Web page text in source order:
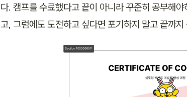
다. 캠프를 수료했다고 끝이 아니라 꾸준히 공부해
고, 그럼에도 도전하고 싶다면 포기하지 말고 끝까